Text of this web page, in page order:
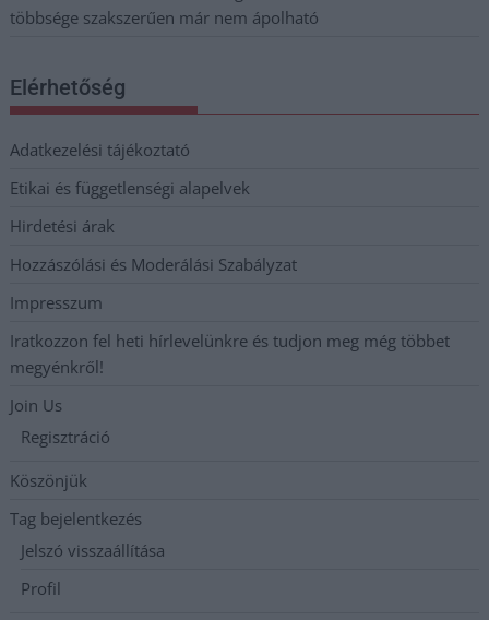
többsége szakszerűen már nem ápolható
Elérhetőség
Adatkezelési tájékoztató
Etikai és függetlenségi alapelvek
Hirdetési árak
Hozzászólási és Moderálási Szabályzat
Impresszum
Iratkozzon fel heti hírlevelünkre és tudjon meg még többet
megyénkről!
Join Us
Regisztráció
Köszönjük
Tag bejelentkezés
Jelszó visszaállítása
Profil